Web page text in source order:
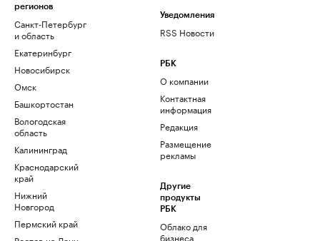
регионов
Санкт-Петербург
и область
Екатеринбург
Новосибирск
Омск
Башкортостан
Вологодская
область
Калининград
Краснодарский
край
Нижний
Новгород
Пермский край
Уведомления
RSS Новости
РБК
О компании
Контактная
информация
Редакция
Размещение
рекламы
Другие
продукты
РБК
Облако для
бизнеса